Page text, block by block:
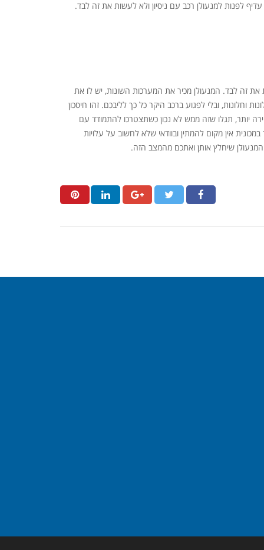
לפנות למנעולן רכב עם ניסיון ולא לעשות את זה לבד.
זה לבד. המנעולן מכיר את המערכות השונות, יש לו את
וחלונות, ובלי לפגוע ברכב היקר כל כך לליבכם. זהו חיסכון
יותר, תגלו שזה ממש לא נכון כשתצטרכו להתמודד עם
אין מקום להמתין ובוודאי שלא לחשוב על עלויות
המנעולן שיחלץ אותן ואתכם מהמצב הזה.